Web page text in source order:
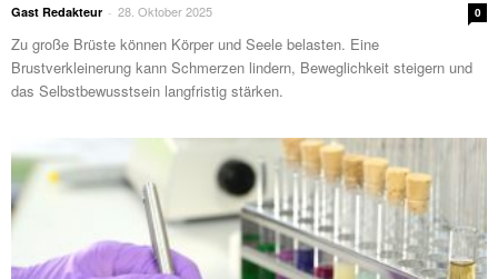
Gast Redakteur - 28. Oktober 2025 0
Zu große Brüste können Körper und Seele belasten. Eine
Brustverkleinerung kann Schmerzen lindern, Beweglichkeit steigern und
das Selbstbewusstsein langfristig stärken.